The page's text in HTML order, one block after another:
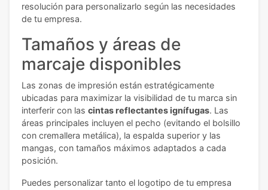
resolución para personalizarlo según las necesidades
de tu empresa.
Tamaños y áreas de
marcaje disponibles
Las zonas de impresión están estratégicamente
ubicadas para maximizar la visibilidad de tu marca sin
interferir con las cintas reflectantes ignífugas. Las
áreas principales incluyen el pecho (evitando el bolsillo
con cremallera metálica), la espalda superior y las
mangas, con tamaños máximos adaptados a cada
posición.
Puedes personalizar tanto el logotipo de tu empresa